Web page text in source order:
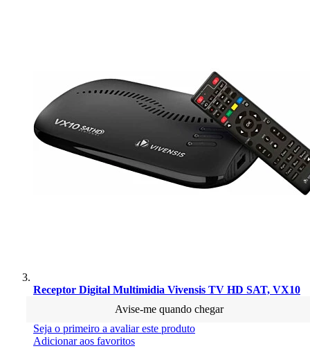
Receptor Digital Multimidia Vivensis TV HD SAT, VX10
Avise-me quando chegar
Seja o primeiro a avaliar este produto
Adicionar aos favoritos